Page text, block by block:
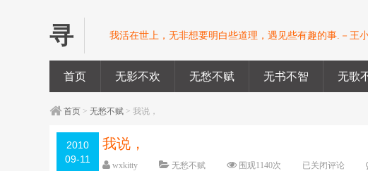
寻 我活在世上，无非想要明白些道理，遇见些有趣的事.－王
首页 无影不欢 无愁不赋 无书不智 无歌
首页 >无愁不赋 > 我说，
2010
09-11
我说，
wxkitty 无愁不赋 围观1140次 已关闭评论